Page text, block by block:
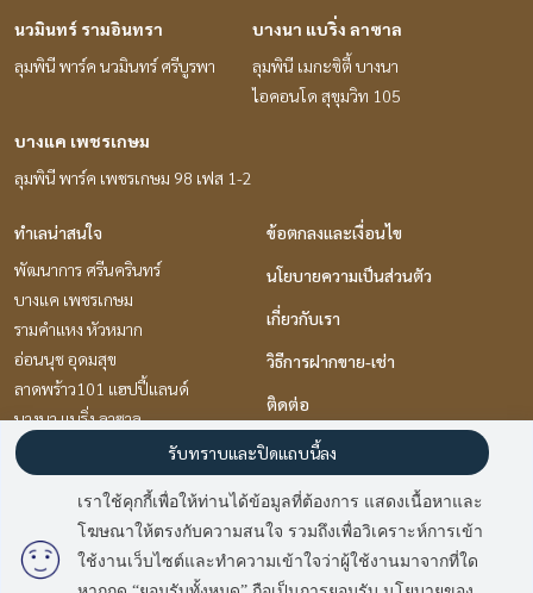
มี2คนกำลังดูประกาศนี้
นวมินทร์ รามอินทรา
ลุมพินี พาร์ค นวมินทร์ ศรีบูรพา
บางนา แบริ่ง ลาซาล
ลุมพินี เมกะซิตี้ บางนา
ไอคอนโด สุขุมวิท 105
บางแค เพชรเกษม
ลุมพินี พาร์ค เพชรเกษม 98 เฟส 1-2
ทำเลน่าสนใจ
พัฒนาการ ศรีนครินทร์
บางแค เพชรเกษม
รามคำแหง หัวหมาก
อ่อนนุช อุดมสุข
ลาดพร้าว101 แฮปปี้แลนด์
บางนา แบริ่ง ลาซาล
นวมินทร์ รามอินทรา
ปิ่นเกล้า จรัญสนิทวงศ์
แจ้งวัฒนะ เมืองทอง
พระราม 9 เพชรบุรีตัดใหม่ RCA
ข้อตกลงและเงื่อนไข
นโยบายความเป็นส่วนตัว
เกี่ยวกับเรา
วิธีการฝากขาย-เช่า
ติดต่อ
เราใช้คุกกี้เพื่อให้ท่านได้ข้อมูลที่ต้องการ แสดงเนื้อหาและ
โฆษณาให้ตรงกับความสนใจ รวมถึงเพื่อวิเคราะห์การเข้า
ใช้งานเว็บไซต์และทำความเข้าใจว่าผู้ใช้งานมาจากที่ใด
รับทราบและปิดแถบนี้ลง